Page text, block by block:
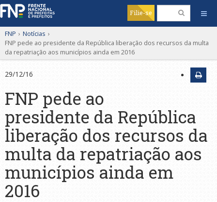
Filie-se
FNP › Notícias ›
FNP pede ao presidente da República liberação dos recursos da multa
da repatriação aos municípios ainda em 2016
29/12/16
FNP pede ao
presidente da República
liberação dos recursos da
multa da repatriação aos
municípios ainda em
2016